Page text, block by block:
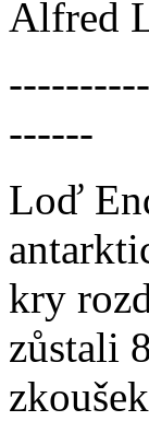
Alfred
------
Loď
kry
zůstali